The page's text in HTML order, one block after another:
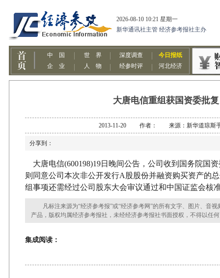
大唐电信重组获国资委批复
2013-11-20 作者： 来源：新华道琼斯
分享到：
大唐电信(600198)19日晚间公告，公司收到国务院国
则同意公司本次非公开发行A 股股份并融资购买资产的
组事项还需经过公司股东大会审议通过和中国证监会核
凡标注来源为“经济参考报”或“经济参考网”的所有文字、图片、音视
产品，版权均属经济参考报社，未经经济参考报社书面授权，不得以任
集成阅读：